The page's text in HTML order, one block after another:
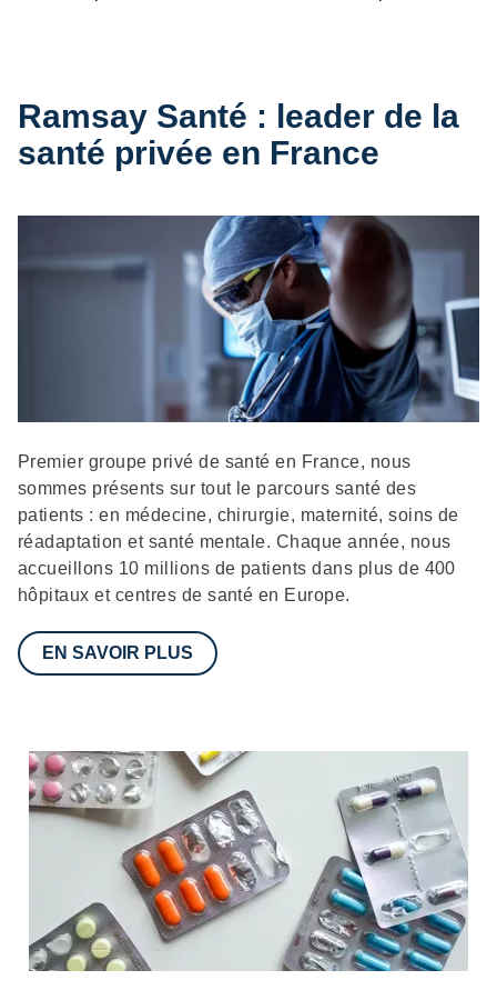
Ramsay Santé : leader de la
santé privée en France
Description
Premier groupe privé de santé en France, nous
sommes présents sur tout le parcours santé des
patients : en médecine, chirurgie, maternité, soins de
réadaptation et santé mentale. Chaque année, nous
accueillons 10 millions de patients dans plus de 400
hôpitaux et centres de santé en Europe.
EN SAVOIR PLUS